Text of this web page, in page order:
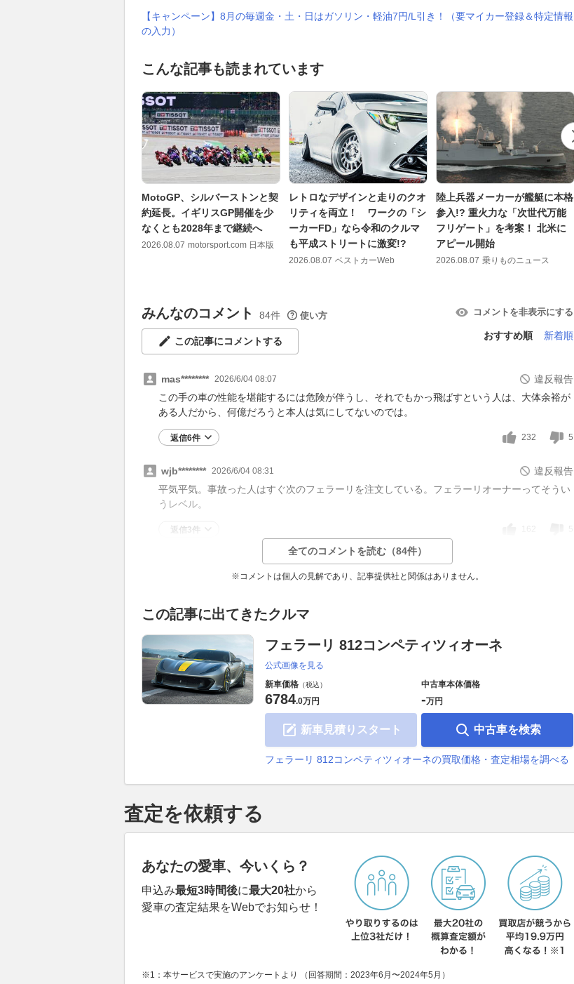
【キャンペーン】8月の毎週金・土・日はガソリン・軽油7円/L引き！（要マイカー登録＆特定情報
の入力）
こんな記事も読まれています
MotoGP、シルバーストンと契
約延長。イギリスGP開催を少
なくとも2028年まで継続へ
2026.08.07 motorsport.com 日本版
レトロなデザインと走りのクオ
リティを両立！ ワークの「シ
ーカーFD」なら令和のクルマ
も平成ストリートに激変!?
2026.08.07 ベストカーWeb
陸上兵器メーカーが艦艇に本格
参入!? 重火力な「次世代万能
フリゲート」を考案！ 北米に
アピール開始
2026.08.07 乗りものニュース
みんなのコメント 84件 使い方 コメントを非表示にする
この記事にコメントする
おすすめ順 新着順
mas******** 2026/6/04 08:07
違反報告
この手の車の性能を堪能するには危険が伴うし、それでもかっ飛ばすという人は、大体余裕が
ある人だから、何億だろうと本人は気にしてないのでは。
返信6件 232 5
wjb******** 2026/6/04 08:31
違反報告
平気平気。事故った人はすぐ次のフェラーリを注文している。フェラーリオーナーってそうい
うレベル。
返信3件 162 5
全てのコメントを読む（84件）
※コメントは個人の見解であり、記事提供社と関係はありません。
この記事に出てきたクルマ
フェラーリ 812コンペティツィオーネ
公式画像を見る
新車価格 （税込）
6784.0万円
新車見積りスタート
中古車本体価格
-万円
中古車を検索
フェラーリ 812コンペティツィオーネの買取価格・査定相場を調べる
査定を依頼する
あなたの愛車、今いくら？
申込み最短3時間後に最大20社から
愛車の査定結果をWebでお知らせ！
※1：本サービスで実施のアンケートより （回答期間：2023年6月〜2024年5月）